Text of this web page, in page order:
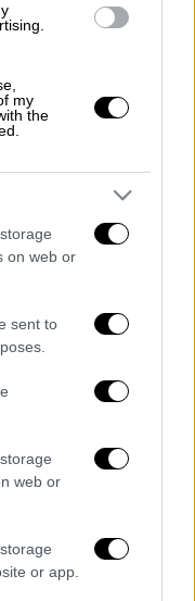
my
the
on web or
sent to
web or
or app.
Πέμπτη και
Σαρακήνικο:
ζήτησαν
- Ζητούν να
beach bars